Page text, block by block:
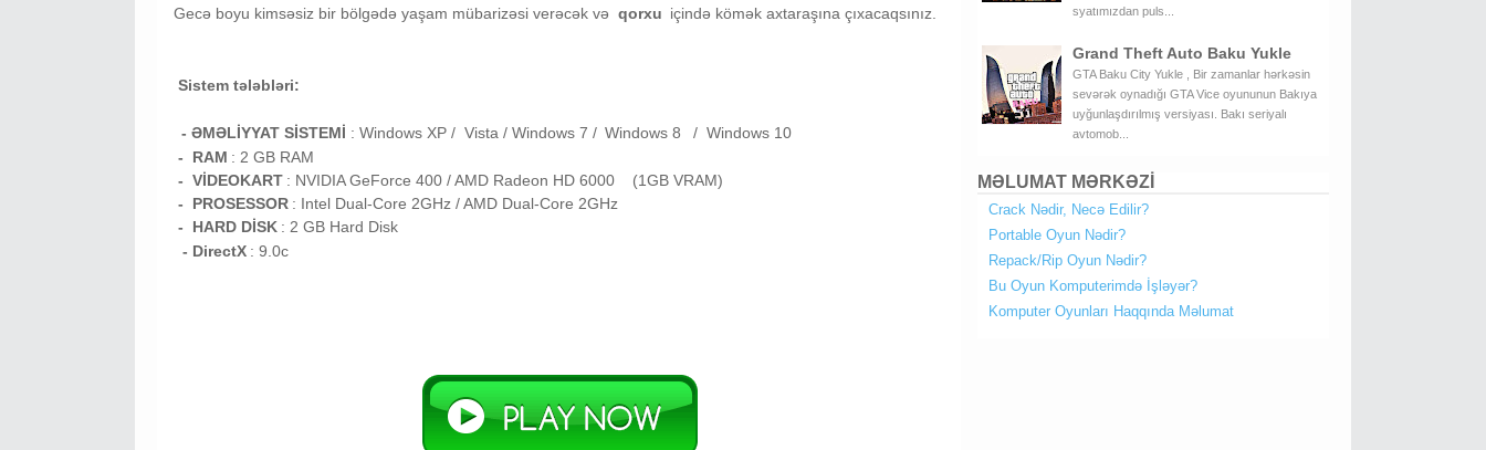
Gecə boyu kimsəsiz bir bölgədə yaşam mübarizəsi verəcək və qorxu içində kömək axtaraşına çıxacaqsınız.
Sistem tələbləri:
- ƏMƏLİYYAT SİSTEMİ : Windows XP / Vista / Windows 7 / Windows 8 / Windows 10
- RAM : 2 GB RAM
- VİDEOKART : NVIDIA GeForce 400 / AMD Radeon HD 6000 (1GB VRAM)
- PROSESSOR : Intel Dual-Core 2GHz / AMD Dual-Core 2GHz
- HARD DİSK : 2 GB Hard Disk
- DirectX : 9.0c
syatımızdan puls...
Grand Theft Auto Baku Yukle
GTA Baku City Yukle , Bir zamanlar hərkəsin
sevərək oynadığı GTA Vice oyununun Bakıya
uyğunlaşdırılmış versiyası. Bakı seriyalı
avtomob...
MƏLUMAT MƏRKƏZİ
Crack Nədir, Necə Edilir?
Portable Oyun Nədir?
Repack/Rip Oyun Nədir?
Bu Oyun Komputerimdə İşləyər?
Komputer Oyunları Haqqında Məlumat